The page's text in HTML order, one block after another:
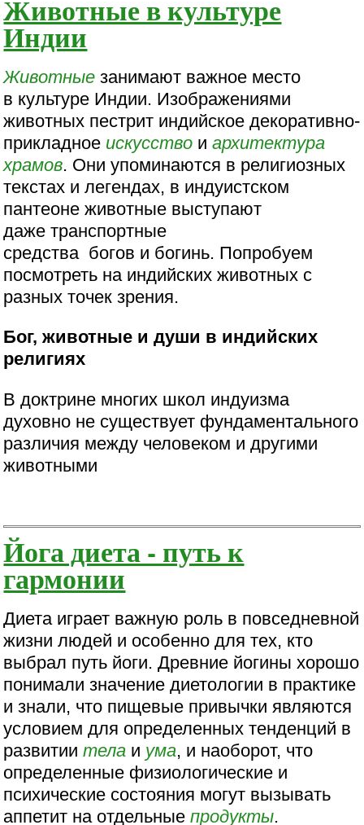
Животные в культуре
Индии
Животные занимают важное место
в культуре Индии. Изображениями
животных пестрит индийское декоративно-
прикладное искусство иархитектура
храмов. Они упоминаются в религиозных
текстах и легендах, в индуистском
пантеоне животные выступают
даже транспортные
средства богов и богинь. Попробуем
посмотреть на индийских животных с
разных точек зрения.
Бог, животные и души в индийских
религиях
В доктрине многих школ индуизма
духовно не существует фундаментального
различия между человеком и другими
животными
Йога диета - путь к
гармонии
Диета играет важную роль в повседневной
жизни людей и особенно для тех, кто
выбрал путь йоги. Древние йогины хорошо
понимали значение диетологии в практике
и знали, что пищевые привычки являются
условием для определенных тенденций в
развитиитела и ума, и наоборот, что
определенные физиологические и
психические состояния могут вызывать
аппетит на отдельныепродукты.